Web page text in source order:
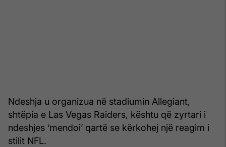
Ndeshja u organizua në stadiumin Allegiant,
shtëpia e Las Vegas Raiders, kështu që zyrtari i
ndeshjes ‘mendoi’ qartë se kërkohej një reagim i
stilit NFL.